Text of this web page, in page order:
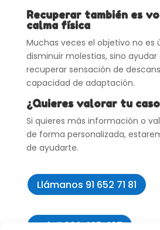
Recuperar también es
calma física
Muchas veces el objetivo no es
disminuir molestias, sino
recuperar sensación de
capacidad de adaptación.
¿Quieres valorar tu
Si quieres más información o
de forma personalizada,
de ayudarte.
Llámanos 91 652 71 81
Móvil 606 405 427